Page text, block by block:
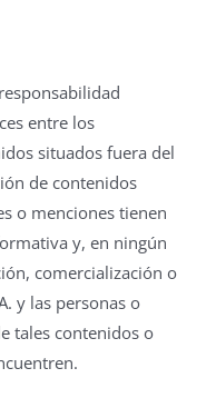
entre los
situados fuera del
de contenidos
o menciones tienen
y, en ningún
comercialización o
y las personas o
tales contenidos o